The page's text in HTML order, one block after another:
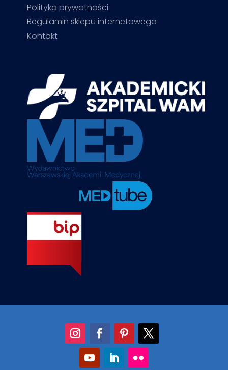
Polityka prywatności
Regulamin sklepu internetowego
Kontakt